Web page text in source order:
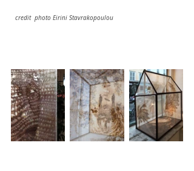
credit  photo Eirini Stavrakopoulou